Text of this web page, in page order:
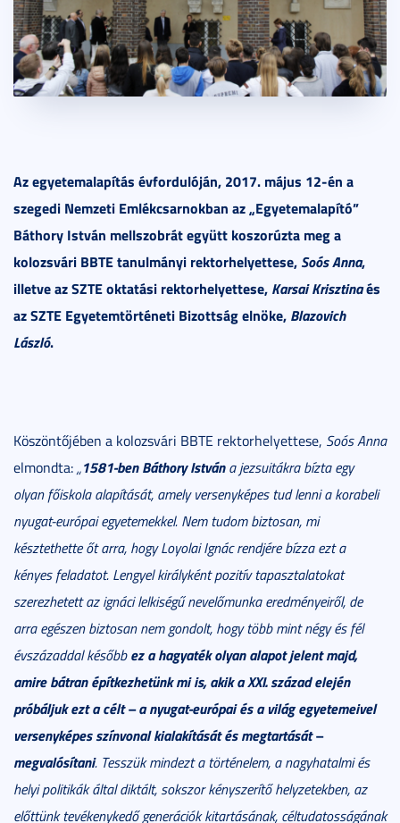
Az egyetemalapítás évfordulóján, 2017. május 12-én a
szegedi Nemzeti Emlékcsarnokban az „Egyetemalapító”
Báthory István mellszobrát együtt koszorúzta meg a
kolozsvári BBTEtanulmányi rektorhelyettese, Soós Anna,
illetve az SZTE oktatási rektorhelyettese, Karsai Krisztinaés
az SZTE Egyetemtörténeti Bizottság elnöke, Blazovich
László.
Köszöntőjében a kolozsvári BBTE rektorhelyettese, Soós Anna
elmondta:„1581-ben Báthory István a jezsuitákra bízta egy
olyan főiskola alapítását, amely versenyképes tud lenni a korabeli
nyugat-európai egyetemekkel. Nem tudom biztosan, mi
késztethette őt arra, hogy Loyolai Ignác rendjére bízza ezt a
kényes feladatot. Lengyel királyként pozitív tapasztalatokat
szerezhetett az ignáci lelkiségű nevelőmunka eredményeiről, de
arra egészen biztosan nem gondolt, hogy több mint négy és fél
évszázaddal későbbez a hagyaték olyan alapot jelent majd,
amire bátran építkezhetünk mi is, akik a XXI. század elején
próbáljuk ezt a célt – a nyugat-európai és a világ egyetemeivel
versenyképes színvonal kialakítását és megtartását –
megvalósítani. Tesszük mindezt a történelem, a nagyhatalmi és
helyi politikák által diktált, sokszor kényszerítő helyzetekben, az
előttünk tevékenykedő generációk kitartásának, céltudatosságának